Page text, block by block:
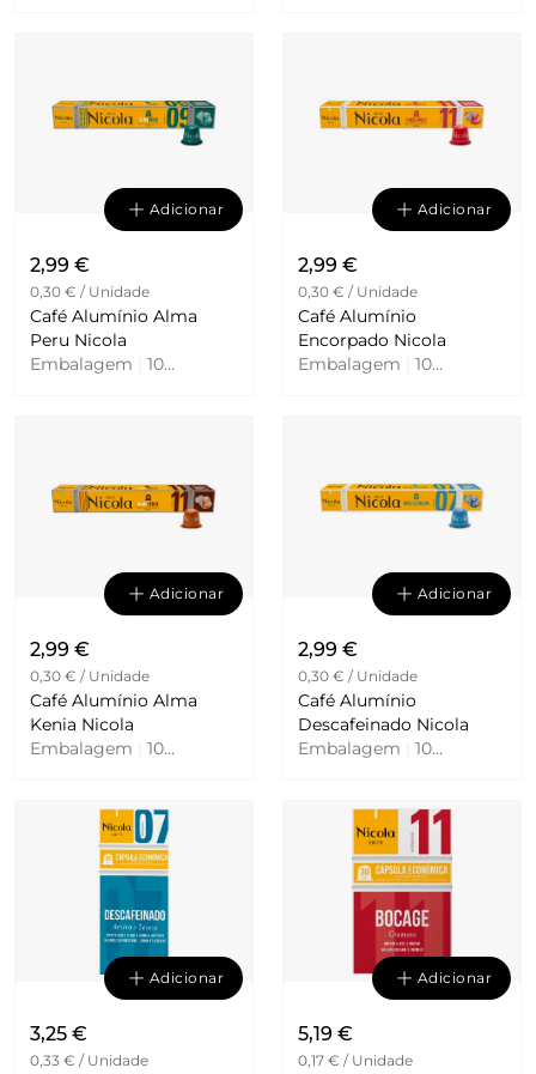
Adicionar
2,99 €
0,30 € / Unidade
Café Alumínio Alma
Peru Nicola
Embalagem
10
Adicionar
2,99 €
0,30 € / Unidade
Café Alumínio
Encorpado Nicola
Embalagem
10
Adicionar
2,99 €
0,30 € / Unidade
Café Alumínio Alma
Kenia Nicola
Embalagem
10
Adicionar
2,99 €
0,30 € / Unidade
Café Alumínio
Descafeinado Nicola
Embalagem
10
Adicionar
3,25 €
0,33 € / Unidade
Adicionar
5,19 €
0,17 € / Unidade